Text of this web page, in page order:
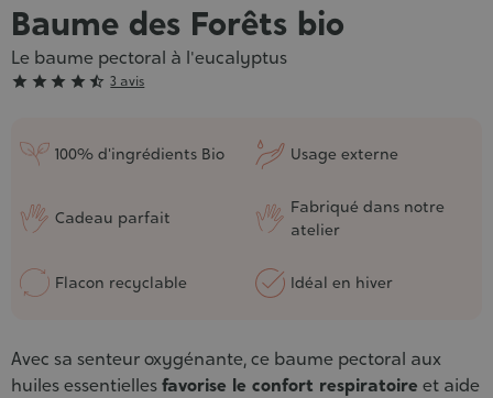
Baume des Forêts bio
Le baume pectoral à l'eucalyptus
Grade
     3 avis
100% d'ingrédients Bio Usage externe
Cadeau parfait
Fabriqué dans notre
atelier
Flacon recyclable Idéal en hiver
Avec sa senteur oxygénante, ce baume pectoral aux
huiles essentiellesfavorise le confort respiratoire et aide